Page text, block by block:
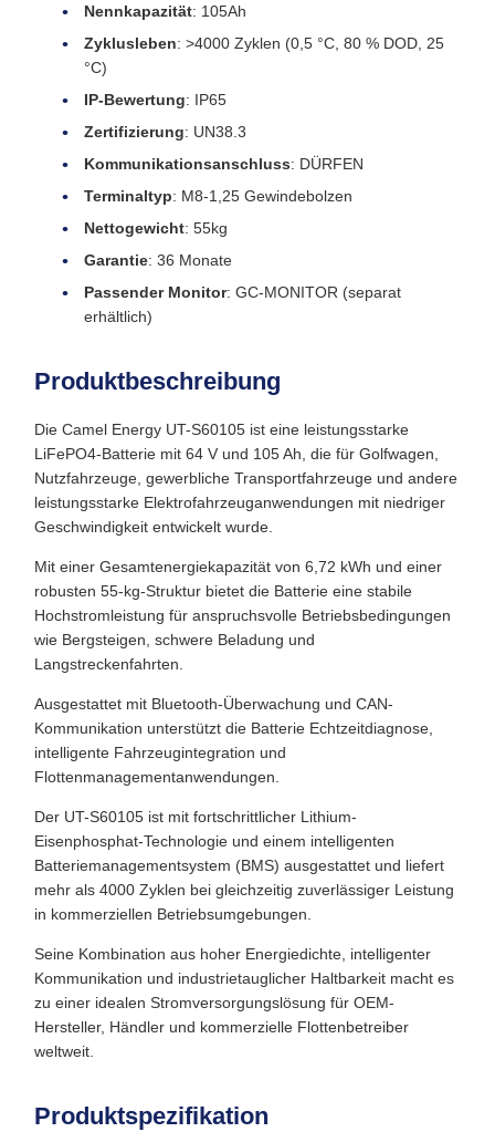
Nennkapazität: 105Ah
Zyklusleben: >4000 Zyklen (0,5 °C, 80 % DOD, 25
°C)
IP-Bewertung: IP65
Zertifizierung: UN38.3
Kommunikationsanschluss: DÜRFEN
Terminaltyp: M8-1,25 Gewindebolzen
Nettogewicht: 55kg
Garantie: 36 Monate
Passender Monitor: GC-MONITOR (separat
erhältlich)
Produktbeschreibung
Die Camel Energy UT-S60105 ist eine leistungsstarke
LiFePO4-Batterie mit 64 V und 105 Ah, die für Golfwagen,
Nutzfahrzeuge, gewerbliche Transportfahrzeuge und andere
leistungsstarke Elektrofahrzeuganwendungen mit niedriger
Geschwindigkeit entwickelt wurde.
Mit einer Gesamtenergiekapazität von 6,72 kWh und einer
robusten 55-kg-Struktur bietet die Batterie eine stabile
Hochstromleistung für anspruchsvolle Betriebsbedingungen
wie Bergsteigen, schwere Beladung und
Langstreckenfahrten.
Ausgestattet mit Bluetooth-Überwachung und CAN-
Kommunikation unterstützt die Batterie Echtzeitdiagnose,
intelligente Fahrzeugintegration und
Flottenmanagementanwendungen.
Der UT-S60105 ist mit fortschrittlicher Lithium-
Eisenphosphat-Technologie und einem intelligenten
Batteriemanagementsystem (BMS) ausgestattet und liefert
mehr als 4000 Zyklen bei gleichzeitig zuverlässiger Leistung
in kommerziellen Betriebsumgebungen.
Seine Kombination aus hoher Energiedichte, intelligenter
Kommunikation und industrietauglicher Haltbarkeit macht es
zu einer idealen Stromversorgungslösung für OEM-
Hersteller, Händler und kommerzielle Flottenbetreiber
weltweit.
Produktspezifikation